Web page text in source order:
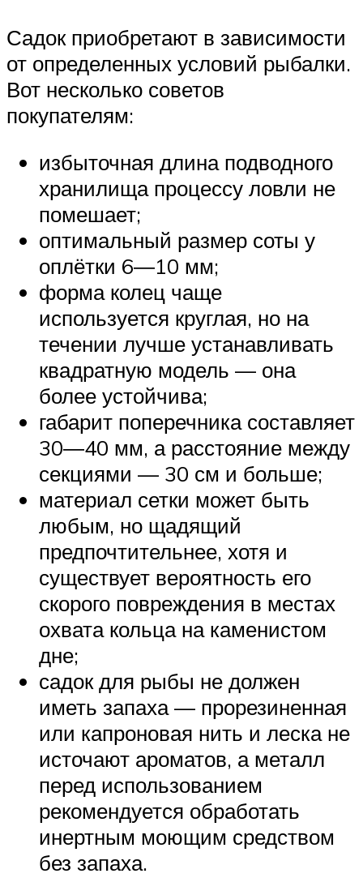
Садок приобретают в зависимости
от определенных условий рыбалки.
Вот несколько советов
покупателям:
избыточная длина подводного
хранилища процессу ловли не
помешает;
оптимальный размер соты у
оплётки 6―10 мм;
форма колец чаще
используется круглая, но на
течении лучше устанавливать
квадратную модель — она
более устойчива;
габарит поперечника составляет
30―40 мм, а расстояние между
секциями — 30 см и больше;
материал сетки может быть
любым, но щадящий
предпочтительнее, хотя и
существует вероятность его
скорого повреждения в местах
охвата кольца на каменистом
дне;
садок для рыбы не должен
иметь запаха — прорезиненная
или капроновая нить и леска не
источают ароматов, а металл
перед использованием
рекомендуется обработать
инертным моющим средством
без запаха.